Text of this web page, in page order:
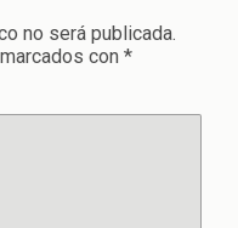
no será publicada.
con *